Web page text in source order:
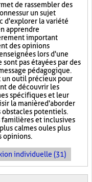
de rassembler des
sur un sujet
d'explorer la variété
apprendre
important
des opinions
lors d'une
pas étayées par des
pédagogique.
outil précieux pour
de découvrir les
spécifiques et leur
la manière d'aborder
obstacles potentiels.
familières et inclusives
calmes ou les plus
opinions.
individuelle (31)